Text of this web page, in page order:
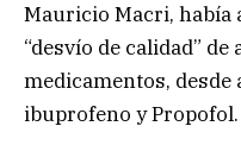
Mauricio Macri, había
“desvío de calidad”
medicamentos, desde
ibuprofeno y Propofol.